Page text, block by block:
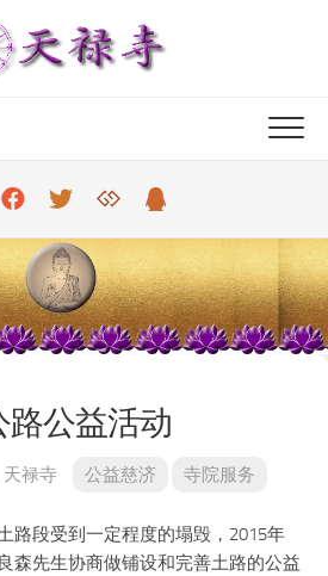
路公益活动
天禄寺 公益慈济 寺院服务
路段受到一定程度的塌毁，2015年
森先生协商做铺设和完善土路的公益